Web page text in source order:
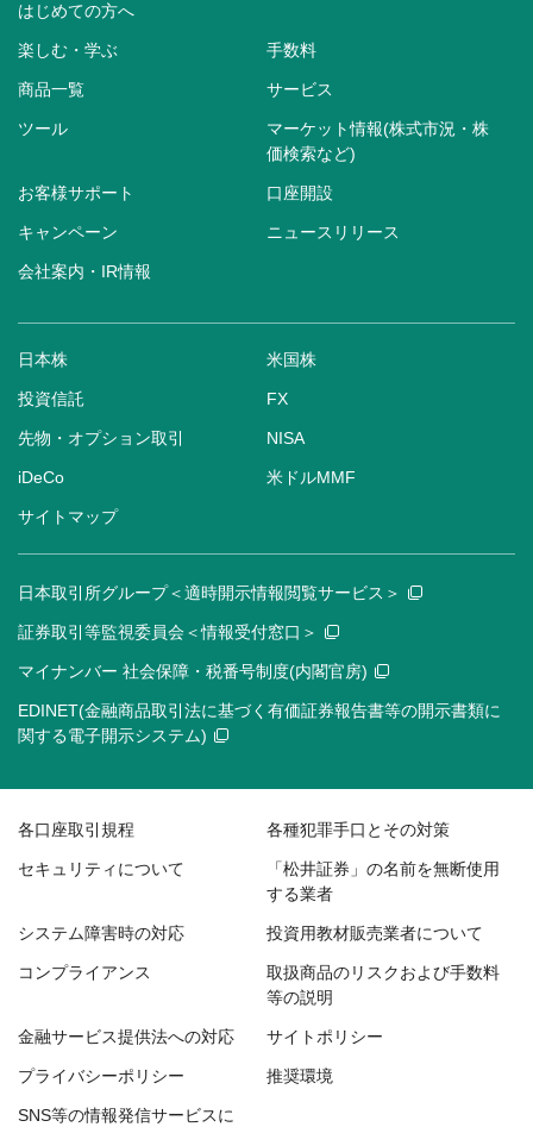
はじめての方へ
楽しむ・学ぶ 手数料
商品一覧 サービス
ツール
マーケット情報(株式市況・株
価検索など)
お客様サポート 口座開設
キャンペーン ニュースリリース
会社案内・IR情報
日本株 米国株
投資信託 FX
先物・オプション取引 NISA
iDeCo 米ドルMMF
サイトマップ
日本取引所グループ＜適時開示情報閲覧サービス＞
証券取引等監視委員会＜情報受付窓口＞
マイナンバー 社会保障・税番号制度(内閣官房)
EDINET(金融商品取引法に基づく有価証券報告書等の開示書類に
関する電子開示システム)
各口座取引規程 各種犯罪手口とその対策
セキュリティについて
「松井証券」の名前を無断使用
する業者
システム障害時の対応 投資用教材販売業者について
コンプライアンス
取扱商品のリスクおよび手数料
等の説明
金融サービス提供法への対応 サイトポリシー
プライバシーポリシー 推奨環境
SNS等の情報発信サービスに